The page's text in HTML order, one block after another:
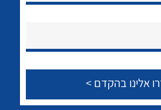
שירותי תמיכה
צור קשר
לכל מוצרי היצרן